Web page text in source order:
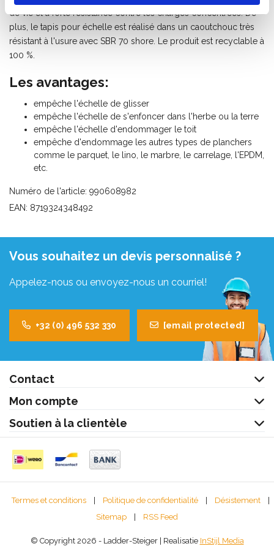
de vie et à forte résistance contre les charges concentrées. De
plus, le tapis pour échelle est réalisé dans un caoutchouc très
résistant à l'usure avec SBR 70 shore. Le produit est recyclable à
100 %.
Les avantages:
empêche l'échelle de glisser
empêche l'échelle de s'enfoncer dans l'herbe ou la terre
empêche l'échelle d'endommager le toit
empêche d'endommage les autres types de planchers
comme le parquet, le lino, le marbre, le carrelage, l'EPDM,
etc.
Numéro de l'article: 990608982
EAN: 8719324348492
Vous souhaitez un devis personnalisé ?
Appelez-nous ou envoyez-nous un courriel!
+32 (0) 496 532 330 [email protected]
Contact
Mon compte
Soutien à la clientèle
Termes et conditions | Politique de confidentialité | Désistement
|
Sitemap
| RSS Feed
© Copyright 2026 - Ladder-Steiger | Realisatie InStijl Media